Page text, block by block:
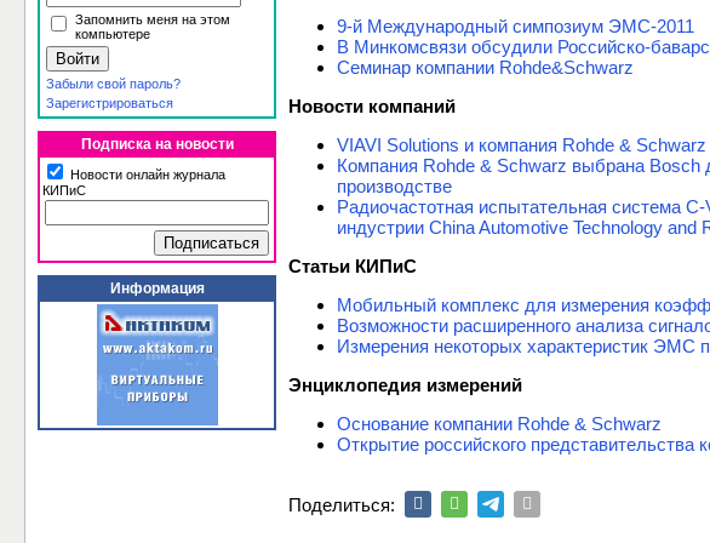
Запомнить меня на этом
компьютере
Забыли свой пароль?
Зарегистрироваться
Подписка на новости
Новости онлайн журнала
КИПиС
Информация
9-й Международный симпозиум ЭМС-2011
В Минкомсвязи обсудили Российско-
Семинар компании Rohde&Schwarz
Новости компаний
VIAVI Solutions и компания Rohde &
Компания Rohde & Schwarz выбрана
производстве
Радиочастотная испытательная система
индустрии China Automotive Technology and
Статьи КИПиС
Мобильный комплекс для измерения
Возможности расширенного анализа
Измерения некоторых характеристик ЭМС
Энциклопедия измерений
Основание компании Rohde & Schwarz
Открытие российского
Поделиться: